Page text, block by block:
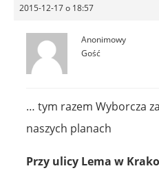
2015-12-17 o 18:57
Anonimowy
Gość
… tym razem Wyborcza
naszych planach
Przy ulicy Lema w